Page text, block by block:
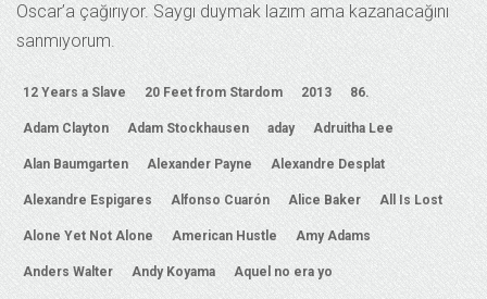
Oscar’a çağırıyor. Saygı duymak lazım ama kazanacağını
sanmıyorum.
12 Years a Slave 20 Feet from Stardom 2013 86.
Adam Clayton Adam Stockhausen aday Adruitha Lee
Alan Baumgarten Alexander Payne Alexandre Desplat
Alexandre Espigares Alfonso Cuarón Alice Baker All Is Lost
Alone Yet Not Alone American Hustle Amy Adams
Anders Walter Andy Koyama Aquel no era yo